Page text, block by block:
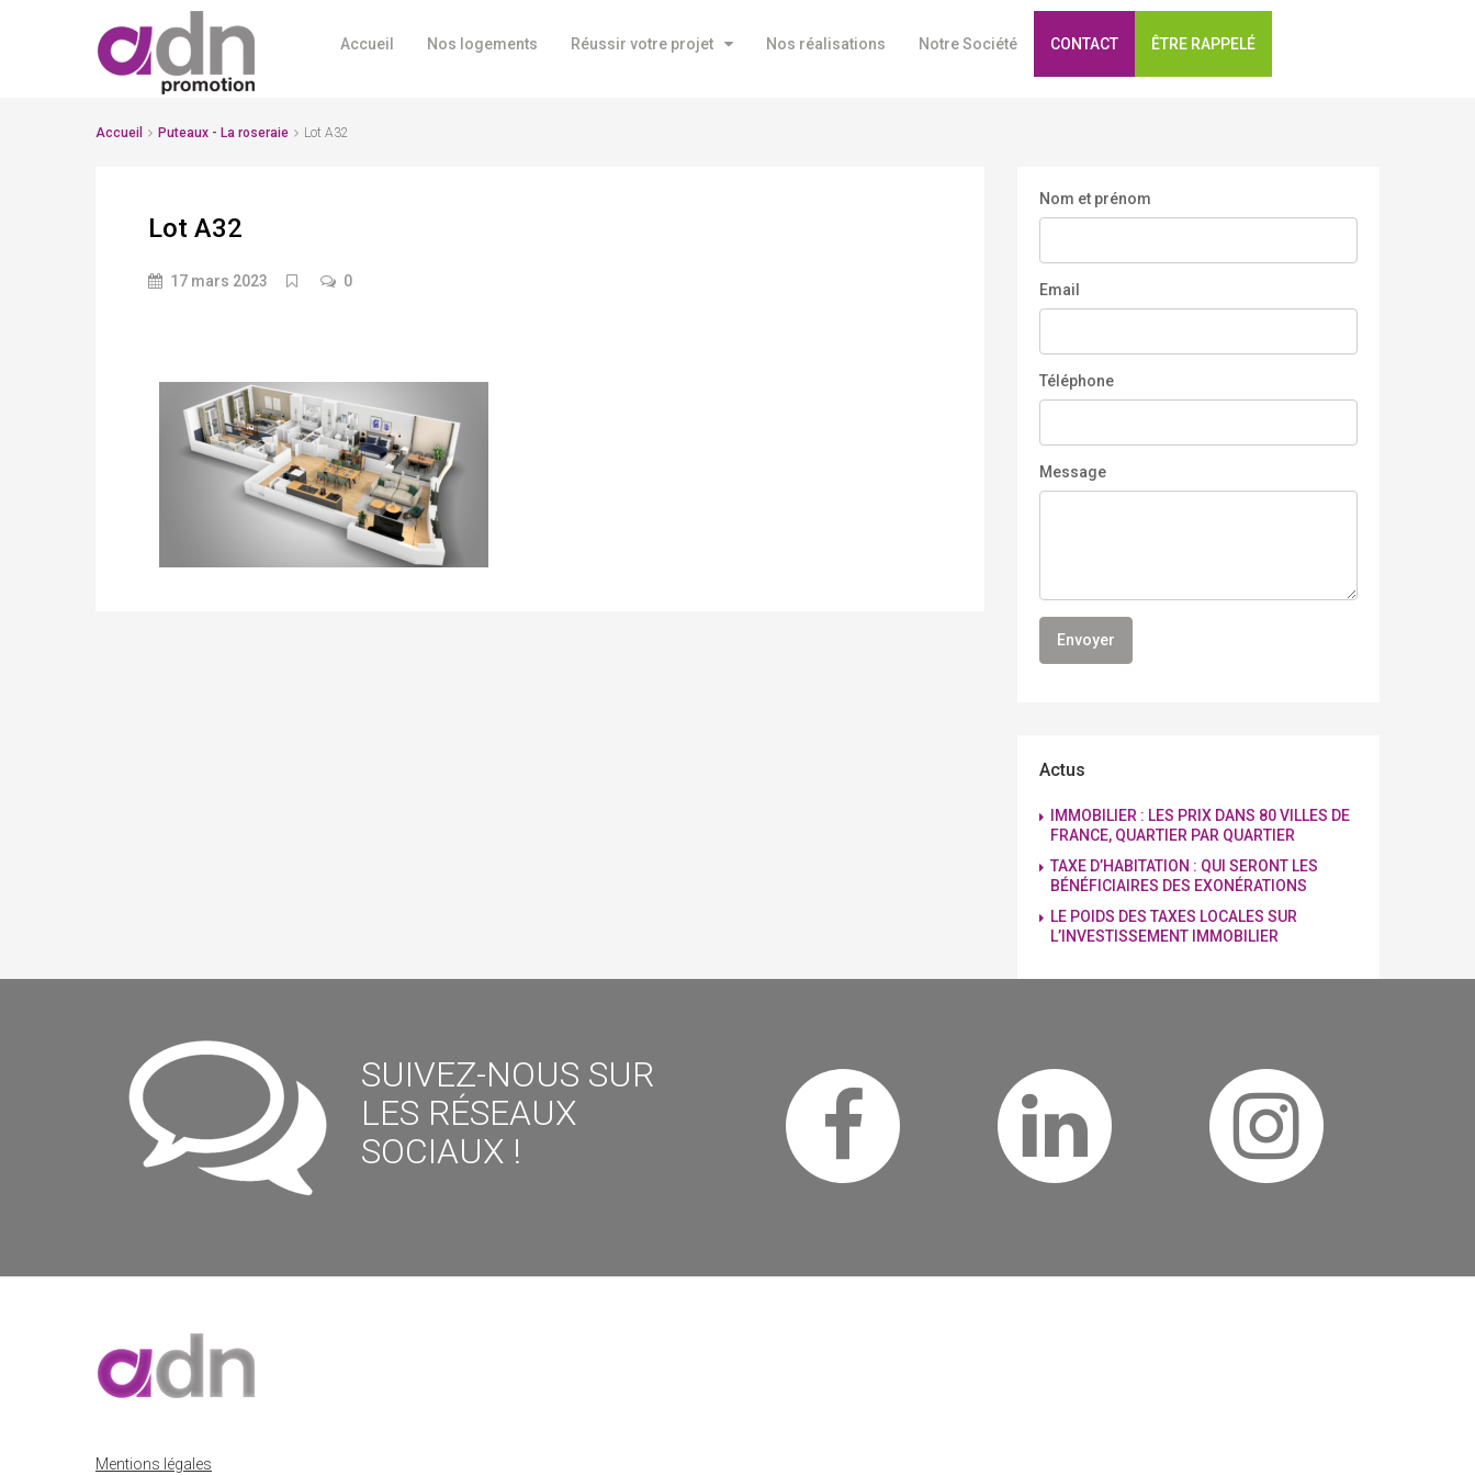
Accueil Nos logements Réussir votre projet Nos réalisations Notre Société CONTACT ÊTRE RAPPELÉ
Accueil Puteaux - La roseraie Lot A32
Lot A32
17 mars 2023 0
Nom et prénom
Email
Téléphone
Message
Actus
IMMOBILIER : LES PRIX DANS 80 VILLES DE
FRANCE, QUARTIER PAR QUARTIER
TAXE D’HABITATION : QUI SERONT LES
BÉNÉFICIAIRES DES EXONÉRATIONS
LE POIDS DES TAXES LOCALES SUR
L’INVESTISSEMENT IMMOBILIER
SUIVEZ-NOUS SUR
LES RÉSEAUX
SOCIAUX !
Mentions légales